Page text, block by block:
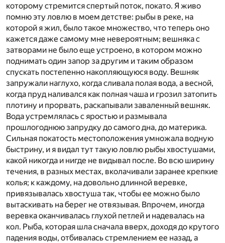
которому стремится спертый поток, покато. Я живо
помню эту ловлю в моем детстве: рыбы в реке, на
которой я жил, было такое множество, что теперь оно
кажется даже самому мне невероятным; вешняка с
затворами не было еще устроено, в котором можно
поднимать один запор за другим и таким образом
спускать постепенно накопляющуюся воду. Вешняк
запружали наглухо, когда сливала полая вода, а весной,
когда пруд наливался как полная чаша и грозил затопить
плотину и прорвать, раскапывали заваленный вешняк.
Вода устремлялась с яростью и размывала
прошлогоднюю запрудку до самого дна, до материка.
Сильная покатость местоположения умножала водную
быстрину, и я видал тут такую ловлю рыбы хвостушами,
какой никогда и нигде не видывал после. Во всю ширину
течения, в разных местах, вколачивали заранее крепкие
колья; к каждому, на довольно длинной веревке,
привязывалась хвостуша так, чтобы ее можно было
вытаскивать на берег не отвязывая. Впрочем, иногда
веревка оканчивалась глухой петлей и надевалась на
кол. Рыба, которая шла сначала вверх, доходя до крутого
падения воды, отбивалась стремлением ее назад, а